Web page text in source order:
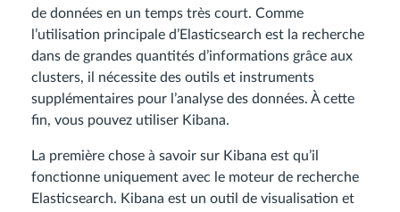
de données en un temps très court. Comme
l’utilisation principale d’Elasticsearch est la recherche
dans de grandes quantités d’informations grâce aux
clusters, il nécessite des outils et instruments
supplémentaires pour l’analyse des données. À cette
fin, vous pouvez utiliser Kibana.
La première chose à savoir sur Kibana est qu’il
fonctionne uniquement avec le moteur de recherche
Elasticsearch. Kibana est un outil de visualisation et